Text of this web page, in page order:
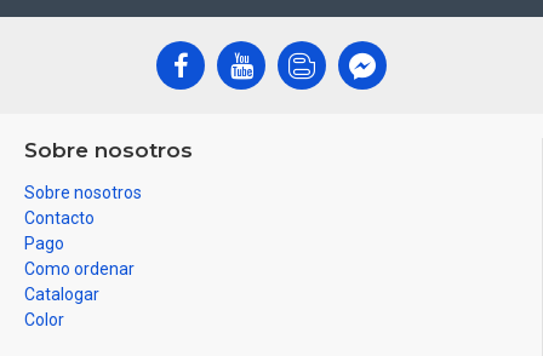
Sobre nosotros
Sobre nosotros
Contacto
Pago
Como ordenar
Catalogar
Color